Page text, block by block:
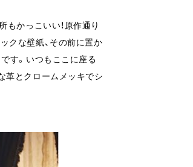
かっこいい！原作通り
クな壁紙、その前に置か
す。いつもここに座る
革とクロームメッキでシ